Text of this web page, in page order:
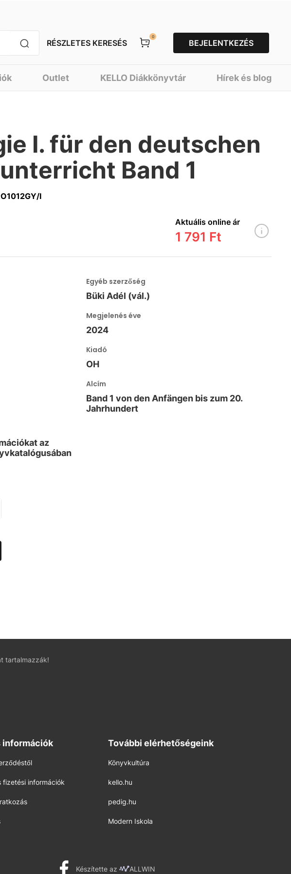
RÉSZLETES KERESÉS
0
BEJELENTKEZÉS
Outlet KELLO Diákkönyvtár Hírek és blog
I. für den deutschen
Band 1
I
Aktuális online ár
1 791 Ft
Egyéb szerzőség
Büki Adél (vál.)
Megjelenés éve
2024
Kiadó
OH
Alcím
Band 1 von den Anfängen bis zum 20.
Jahrhundert
az
tartalmazzák!
információk
fizetési információk
További elérhetőségeink
Könyvkultúra
kello.hu
pedig.hu
Modern Iskola
Készítette az ALLWIN